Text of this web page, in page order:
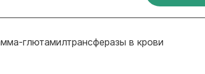
глютамилтрансферазы в крови